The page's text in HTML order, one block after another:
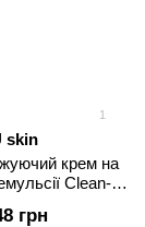
1
skin
крем на
Clean-Up
грн